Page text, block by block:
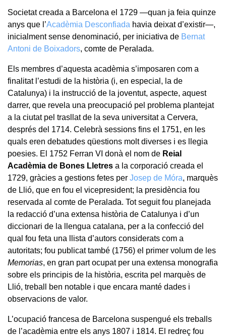
Societat creada a Barcelona el 1729 —quan ja feia quinze
anys que l’Acadèmia Desconfiada havia deixat d’existir—,
inicialment sense denominació, per iniciativa de Bernat
Antoni de Boixadors, comte de Peralada.
Els membres d’aquesta acadèmia s’imposaren com a
finalitat l’estudi de la història (i, en especial, la de
Catalunya) i la instrucció de la joventut, aspecte, aquest
darrer, que revela una preocupació pel problema plantejat
a la ciutat pel trasllat de la seva universitat a Cervera,
després del 1714. Celebrà sessions fins el 1751, en les
quals eren debatudes qüestions molt diverses i es llegia
poesies. El 1752 Ferran VI donà el nom de Reial
Acadèmia de Bones Lletres a la corporació creada el
1729, gràcies a gestions fetes per Josep de Móra, marquès
de Llió, que en fou el vicepresident; la presidència fou
reservada al comte de Peralada. Tot seguit fou planejada
la redacció d’una extensa història de Catalunya i d’un
diccionari de la llengua catalana, per a la confecció del
qual fou feta una llista d’autors considerats com a
autoritats; fou publicat també (1756) el primer volum de les
Memorias, en gran part ocupat per una extensa monografia
sobre els principis de la història, escrita pel marquès de
Llió, treball ben notable i que encara manté dades i
observacions de valor.
L’ocupació francesa de Barcelona suspengué els treballs
de l’acadèmia entre els anys 1807 i 1814. El redreç fou